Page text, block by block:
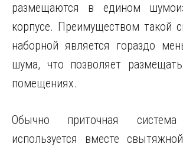
размещаются в едином
корпусе. Преимуществом такой
наборной является гораздо
шума, что позволяет
помещениях.
Обычно приточная система
используется вместе